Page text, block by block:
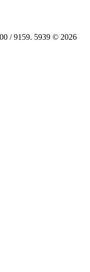
/ 9159. 5939 © 2026